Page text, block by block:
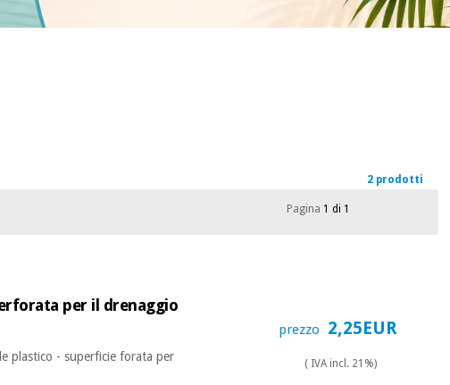
2 prodotti
Pagina 1 di 1
per il drenaggio
plastico - superficie forata per
prezzo 2,25EUR
( IVA incl. 21%)